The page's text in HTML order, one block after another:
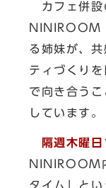
カフェ併設
NINIROOM
る姉妹が、
ティづくり
で向き合う
しています。
隔週木曜日
NINIROOM
タイム」と